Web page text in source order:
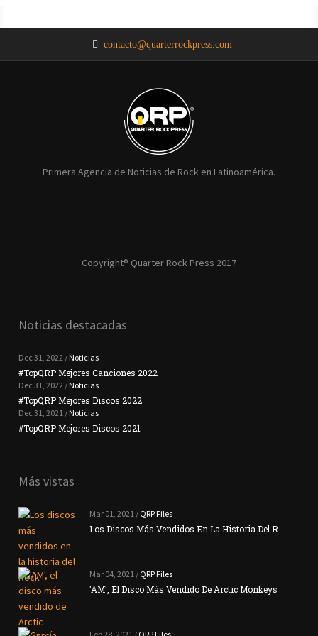
contacto@quarterrockpress.com
Primera Agencia de Noticias de Rock en Latinoamérica.
Copyright® Quarter Rock Press 2017
Noticias destacadas
Dec 31, 2022 / Noticias
#TopQRP Mejores Canciones 2022
Dec 31, 2022 / Noticias
#TopQRP Mejores Discos 2022
Dec 31, 2021 / Noticias
#TopQRP Mejores Discos 2021
Más vistas
Mar 01, 2021 / QRP Files
Los Discos Más Vendidos En La Historia Del R …
Mar 04, 2021 / QRP Files
'AM', El Disco Más Vendido De Arctic Monkeys